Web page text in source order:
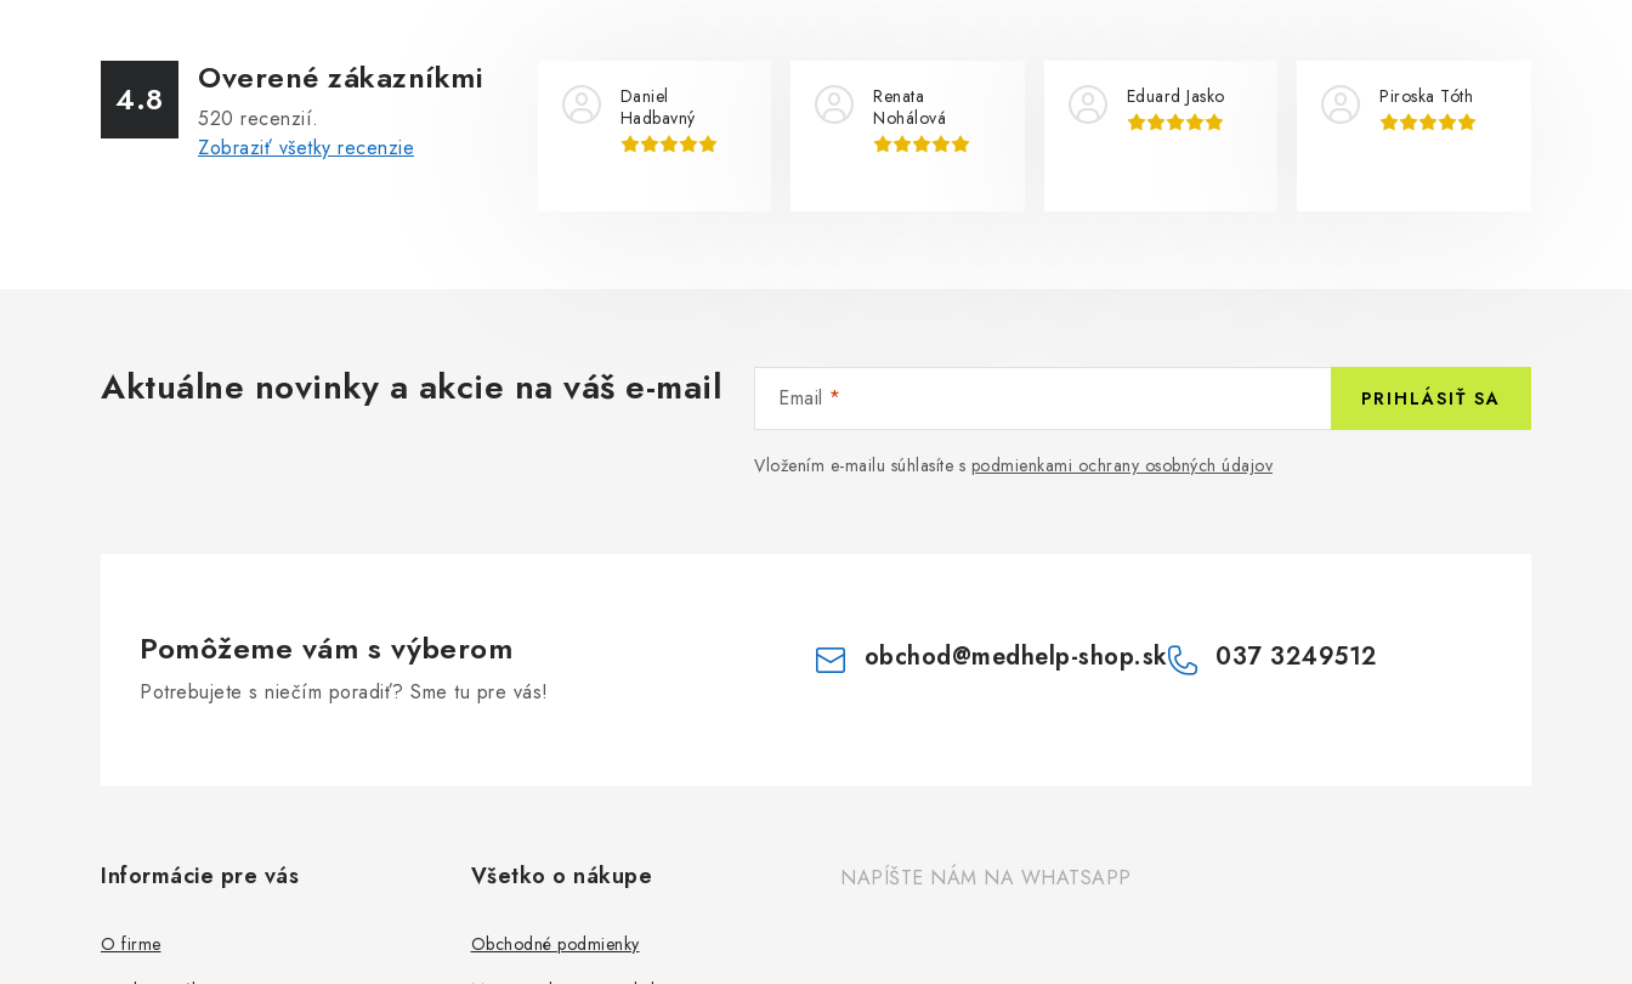
4.8
Overené zákazníkmi
520 recenzií.
Zobraziť všetky recenzie
Daniel
Hadbavný
Renata
Nohálová
Eduard Jasko Piroska Tóth
Aktuálne novinky a akcie na váš e-mail Email
Vložením e-mailu súhlasíte s podmienkami ochrany osobných údajov
PRIHLÁSIŤ SA
Pomôžeme vám s výberom
Potrebujete s niečím poradiť? Sme tu pre vás!
obchod@medhelp-shop.sk 037 3249512
Informácie pre vás
O firme
Všetko o nákupe
Obchodné podmienky
NAPÍŠTE NÁM NA WHATSAPP